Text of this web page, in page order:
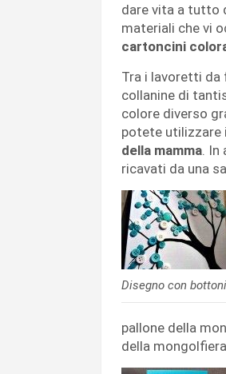
dare vita a tutto
materiali che vi
cartoncini
Tra i lavoretti da
collanine di
colore diverso
potete utilizzare
della mamma. In
ricavati da una
Disegno con bottoni
pallone della
della